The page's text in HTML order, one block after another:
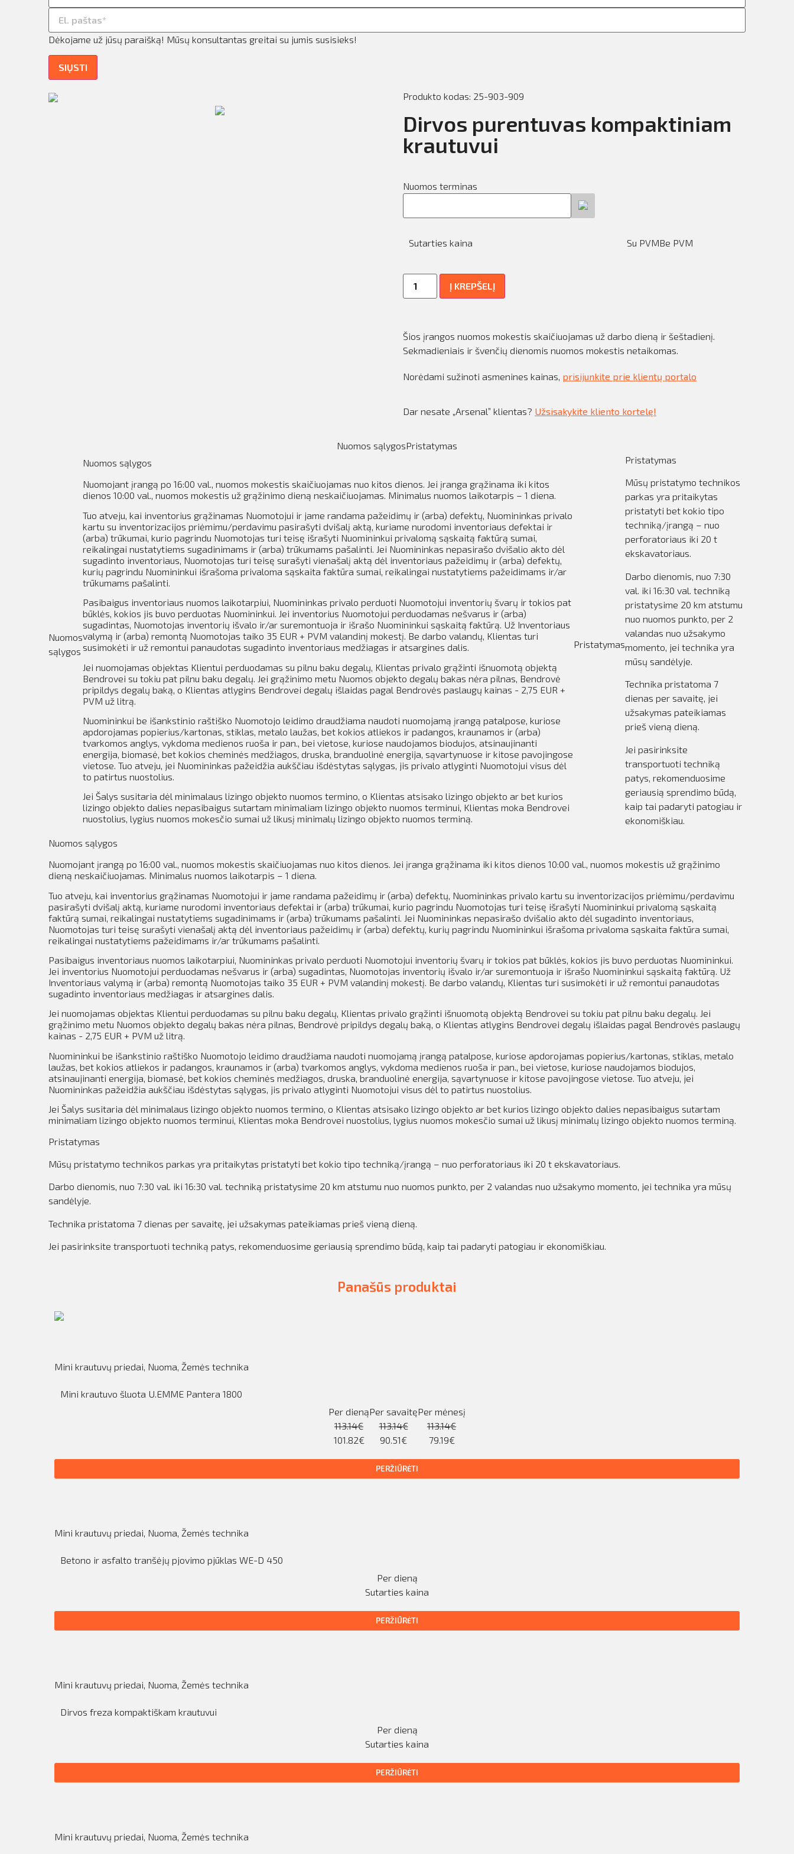
Dėkojame už jūsų paraišką! Mūsų konsultantas greitai su jumis susisieks!
SIŲSTI
Produkto kodas: 25-903-909
Dirvos purentuvas kompaktiniam
krautuvui
Nuomos terminas
Sutarties kaina Su PVMBe PVM
Į KREPŠELĮ
Šios įrangos nuomos mokestis skaičiuojamas už darbo dieną ir šeštadienį.
Sekmadieniais ir švenčių dienomis nuomos mokestis netaikomas.
Norėdami sužinoti asmenines kainas, prisijunkite prie klientų portalo
Dar nesate „Arsenal” klientas? Užsisakykite kliento kortelę!
Nuomos sąlygosPristatymas
Nuomos
sąlygos
Nuomos sąlygos
Nuomojant įrangą po 16:00 val., nuomos mokestis skaičiuojamas nuo kitos dienos. Jei įranga grąžinama iki kitos
dienos 10:00 val., nuomos mokestis už grąžinimo dieną neskaičiuojamas. Minimalus nuomos laikotarpis – 1 diena.
Tuo atveju, kai inventorius grąžinamas Nuomotojui ir jame randama pažeidimų ir (arba) defektų, Nuomininkas privalo
kartu su inventorizacijos priėmimu/perdavimu pasirašyti dvišalį aktą, kuriame nurodomi inventoriaus defektai ir
(arba) trūkumai, kurio pagrindu Nuomotojas turi teisę išrašyti Nuomininkui privalomą sąskaitą faktūrą sumai,
reikalingai nustatytiems sugadinimams ir (arba) trūkumams pašalinti. Jei Nuomininkas nepasirašo dvišalio akto dėl
sugadinto inventoriaus, Nuomotojas turi teisę surašyti vienašalį aktą dėl inventoriaus pažeidimų ir (arba) defektų,
kurių pagrindu Nuomininkui išrašoma privaloma sąskaita faktūra sumai, reikalingai nustatytiems pažeidimams ir/ar
trūkumams pašalinti.
Pasibaigus inventoriaus nuomos laikotarpiui, Nuomininkas privalo perduoti Nuomotojui inventorių švarų ir tokios pat
būklės, kokios jis buvo perduotas Nuomininkui. Jei inventorius Nuomotojui perduodamas nešvarus ir (arba)
sugadintas, Nuomotojas inventorių išvalo ir/ar suremontuoja ir išrašo Nuomininkui sąskaitą faktūrą. Už Inventoriaus
valymą ir (arba) remontą Nuomotojas taiko 35 EUR + PVM valandinį mokestį. Be darbo valandų, Klientas turi
susimokėti ir už remontui panaudotas sugadinto inventoriaus medžiagas ir atsargines dalis.
Jei nuomojamas objektas Klientui perduodamas su pilnu baku degalų, Klientas privalo grąžinti išnuomotą objektą
Bendrovei su tokiu pat pilnu baku degalų. Jei grąžinimo metu Nuomos objekto degalų bakas nėra pilnas, Bendrovė
pripildys degalų baką, o Klientas atlygins Bendrovei degalų išlaidas pagal Bendrovės paslaugų kainas - 2,75 EUR +
PVM už litrą.
Nuomininkui be išankstinio raštiško Nuomotojo leidimo draudžiama naudoti nuomojamą įrangą patalpose, kuriose
apdorojamas popierius/kartonas, stiklas, metalo laužas, bet kokios atliekos ir padangos, kraunamos ir (arba)
tvarkomos anglys, vykdoma medienos ruoša ir pan., bei vietose, kuriose naudojamos biodujos, atsinaujinanti
energija, biomasė, bet kokios cheminės medžiagos, druska, branduolinė energija, sąvartynuose ir kitose pavojingose
vietose. Tuo atveju, jei Nuomininkas pažeidžia aukščiau išdėstytas sąlygas, jis privalo atlyginti Nuomotojui visus dėl
to patirtus nuostolius.
Jei Šalys susitaria dėl minimalaus lizingo objekto nuomos termino, o Klientas atsisako lizingo objekto ar bet kurios
lizingo objekto dalies nepasibaigus sutartam minimaliam lizingo objekto nuomos terminui, Klientas moka Bendrovei
nuostolius, lygius nuomos mokesčio sumai už likusį minimalų lizingo objekto nuomos terminą.
Pristatymas
Pristatymas
Mūsų pristatymo technikos
parkas yra pritaikytas
pristatyti bet kokio tipo
techniką/įrangą – nuo
perforatoriaus iki 20 t
ekskavatoriaus.
Darbo dienomis, nuo 7:30
val. iki 16:30 val. techniką
pristatysime 20 km atstumu
nuo nuomos punkto, per 2
valandas nuo užsakymo
momento, jei technika yra
mūsų sandėlyje.
Technika pristatoma 7
dienas per savaitę, jei
užsakymas pateikiamas
prieš vieną dieną.
Jei pasirinksite
transportuoti techniką
patys, rekomenduosime
geriausią sprendimo būdą,
kaip tai padaryti patogiau ir
ekonomiškiau.
Nuomos sąlygos
Nuomojant įrangą po 16:00 val., nuomos mokestis skaičiuojamas nuo kitos dienos. Jei įranga grąžinama iki kitos dienos 10:00 val., nuomos mokestis už grąžinimo
dieną neskaičiuojamas. Minimalus nuomos laikotarpis – 1 diena.
Tuo atveju, kai inventorius grąžinamas Nuomotojui ir jame randama pažeidimų ir (arba) defektų, Nuomininkas privalo kartu su inventorizacijos priėmimu/perdavimu
pasirašyti dvišalį aktą, kuriame nurodomi inventoriaus defektai ir (arba) trūkumai, kurio pagrindu Nuomotojas turi teisę išrašyti Nuomininkui privalomą sąskaitą
faktūrą sumai, reikalingai nustatytiems sugadinimams ir (arba) trūkumams pašalinti. Jei Nuomininkas nepasirašo dvišalio akto dėl sugadinto inventoriaus,
Nuomotojas turi teisę surašyti vienašalį aktą dėl inventoriaus pažeidimų ir (arba) defektų, kurių pagrindu Nuomininkui išrašoma privaloma sąskaita faktūra sumai,
reikalingai nustatytiems pažeidimams ir/ar trūkumams pašalinti.
Pasibaigus inventoriaus nuomos laikotarpiui, Nuomininkas privalo perduoti Nuomotojui inventorių švarų ir tokios pat būklės, kokios jis buvo perduotas Nuomininkui.
Jei inventorius Nuomotojui perduodamas nešvarus ir (arba) sugadintas, Nuomotojas inventorių išvalo ir/ar suremontuoja ir išrašo Nuomininkui sąskaitą faktūrą. Už
Inventoriaus valymą ir (arba) remontą Nuomotojas taiko 35 EUR + PVM valandinį mokestį. Be darbo valandų, Klientas turi susimokėti ir už remontui panaudotas
sugadinto inventoriaus medžiagas ir atsargines dalis.
Jei nuomojamas objektas Klientui perduodamas su pilnu baku degalų, Klientas privalo grąžinti išnuomotą objektą Bendrovei su tokiu pat pilnu baku degalų. Jei
grąžinimo metu Nuomos objekto degalų bakas nėra pilnas, Bendrovė pripildys degalų baką, o Klientas atlygins Bendrovei degalų išlaidas pagal Bendrovės paslaugų
kainas - 2,75 EUR + PVM už litrą.
Nuomininkui be išankstinio raštiško Nuomotojo leidimo draudžiama naudoti nuomojamą įrangą patalpose, kuriose apdorojamas popierius/kartonas, stiklas, metalo
laužas, bet kokios atliekos ir padangos, kraunamos ir (arba) tvarkomos anglys, vykdoma medienos ruoša ir pan., bei vietose, kuriose naudojamos biodujos,
atsinaujinanti energija, biomasė, bet kokios cheminės medžiagos, druska, branduolinė energija, sąvartynuose ir kitose pavojingose vietose. Tuo atveju, jei
Nuomininkas pažeidžia aukščiau išdėstytas sąlygas, jis privalo atlyginti Nuomotojui visus dėl to patirtus nuostolius.
Jei Šalys susitaria dėl minimalaus lizingo objekto nuomos termino, o Klientas atsisako lizingo objekto ar bet kurios lizingo objekto dalies nepasibaigus sutartam
minimaliam lizingo objekto nuomos terminui, Klientas moka Bendrovei nuostolius, lygius nuomos mokesčio sumai už likusį minimalų lizingo objekto nuomos terminą.
Pristatymas
Mūsų pristatymo technikos parkas yra pritaikytas pristatyti bet kokio tipo techniką/įrangą – nuo perforatoriaus iki 20 t ekskavatoriaus.
Darbo dienomis, nuo 7:30 val. iki 16:30 val. techniką pristatysime 20 km atstumu nuo nuomos punkto, per 2 valandas nuo užsakymo momento, jei technika yra mūsų
sandėlyje.
Technika pristatoma 7 dienas per savaitę, jei užsakymas pateikiamas prieš vieną dieną.
Jei pasirinksite transportuoti techniką patys, rekomenduosime geriausią sprendimo būdą, kaip tai padaryti patogiau ir ekonomiškiau.
Panašūs produktai
Mini krautuvų priedai Nuoma Žemės technika
Mini krautuvo šluota U.EMME Pantera 1800
Per dieną
113.14€
101.82€
Per savaitę
113.14€
90.51€
Per mėnesį
113.14€
79.19€
PERŽIŪRĖTI
Mini krautuvų priedai Nuoma Žemės technika
Betono ir asfalto tranšėjų pjovimo pjūklas WE-D 450
Per dieną
Sutarties kaina
PERŽIŪRĖTI
Mini krautuvų priedai Nuoma Žemės technika
Dirvos freza kompaktiškam krautuvui
Per dieną
Sutarties kaina
PERŽIŪRĖTI
Mini krautuvų priedai Nuoma Žemės technika